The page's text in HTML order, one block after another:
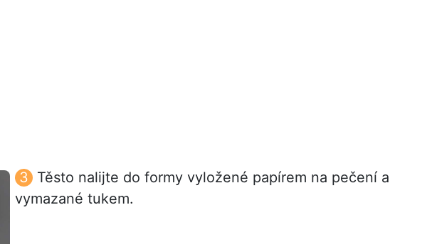
Těsto nalijte do formy vyložené papírem na pečení a
vymazané tukem.